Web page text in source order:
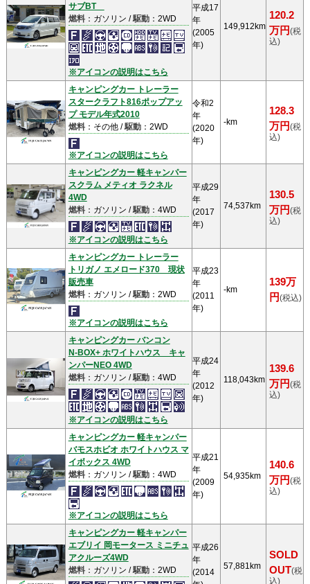
サブBT
燃料：ガソリン /駆動：2WD
※アイコンの説明はこちら
平成17
年
(2005
年)
149,912km
120.2
万円(税
込)
キャンピングカー トレーラー
スタークラフト816ポップアッ
プ モデル年式2010
燃料：その他 /駆動：2WD
※アイコンの説明はこちら
令和2
年
(2020
年)
-km
128.3
万円(税
込)
キャンピングカー 軽キャンパー
スクラム メティオ ラクネル
4WD
燃料：ガソリン /駆動：4WD
※アイコンの説明はこちら
平成29
年
(2017
年)
74,537km
130.5
万円(税
込)
キャンピングカー トレーラー
トリガノ エメロード370 現状
販売車
燃料：ガソリン /駆動：2WD
※アイコンの説明はこちら
平成23
年
(2011
年)
-km
139万
円(税込)
キャンピングカー バンコン
N-BOX+ ホワイトハウス キャ
ンパーNEO 4WD
燃料：ガソリン /駆動：4WD
※アイコンの説明はこちら
平成24
年
(2012
年)
118,043km
139.6
万円(税
込)
キャンピングカー 軽キャンパー
バモスホビオ ホワイトハウス マ
イボックス 4WD
燃料：ガソリン /駆動：4WD
※アイコンの説明はこちら
平成21
年
(2009
年)
54,935km
140.6
万円(税
込)
キャンピングカー 軽キャンパー
エブリイ 岡モータース ミニチュ
アクルーズ4WD
燃料：ガソリン /駆動：2WD
平成26
年
(2014
57,881km
SOLD
OUT(税
込)